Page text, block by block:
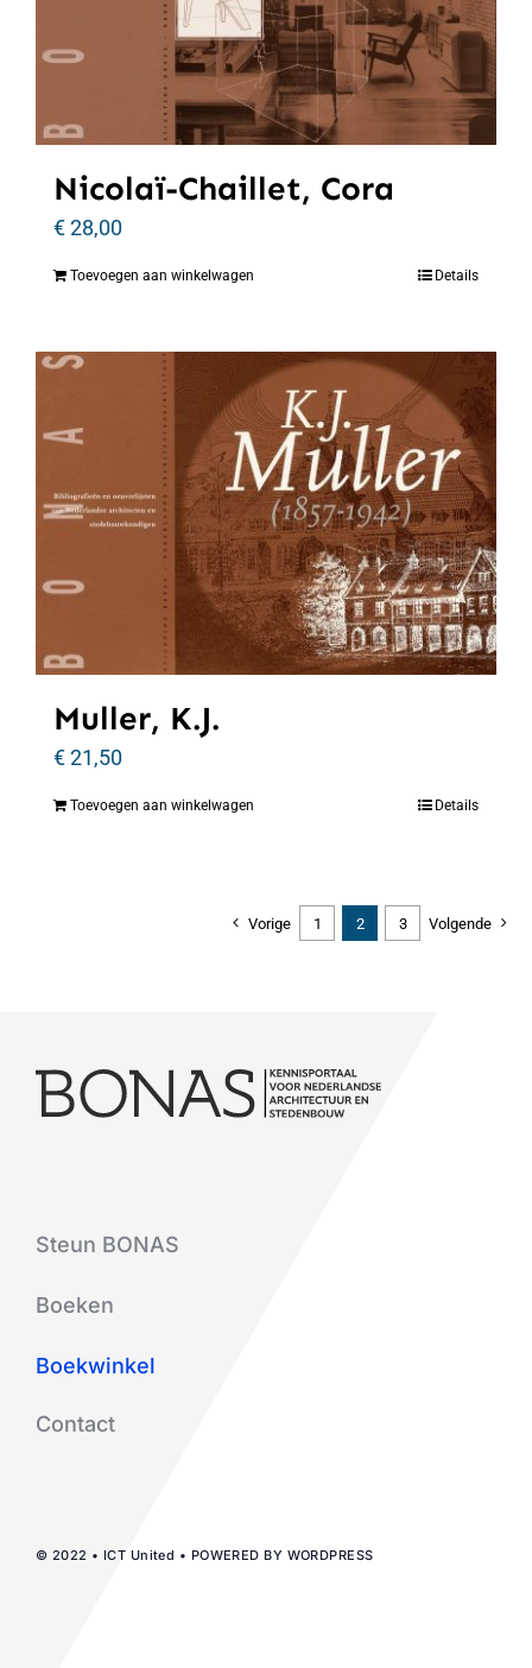
Nicolaï-Chaillet, Cora
€28,00
Toevoegen aan winkelwagen Details
Muller, K.J.
€21,50
Toevoegen aan winkelwagen Details
Vorige 1 2 3 Volgende
Steun BONAS
Boeken
Boekwinkel
Contact
© 2022 • ICT United • POWERED BY WORDPRESS